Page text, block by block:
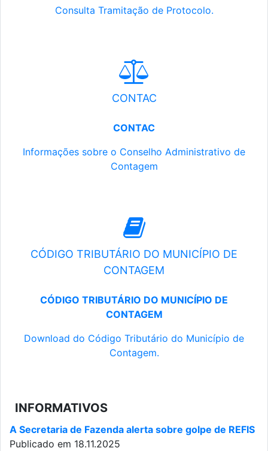
Consulta Tramitação de Protocolo.
CONTAC
CONTAC
Informações sobre o Conselho Administrativo de
Contagem
CÓDIGO TRIBUTÁRIO DO MUNICÍPIO DE
CONTAGEM
CÓDIGO TRIBUTÁRIO DO MUNICÍPIO DE
CONTAGEM
Download do Código Tributário do Município de
Contagem.
INFORMATIVOS
A Secretaria de Fazenda alerta sobre golpe de REFIS
Publicado em 18.11.2025